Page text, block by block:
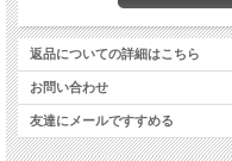
返品についての詳細はこちら
お問い合わせ
友達にメールですすめる